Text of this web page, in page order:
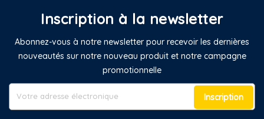
Inscription à la newsletter
Abonnez-vous à notre newsletter pour recevoir les dernières
nouveautés sur notre nouveau produit et notre campagne
promotionnelle
Inscription